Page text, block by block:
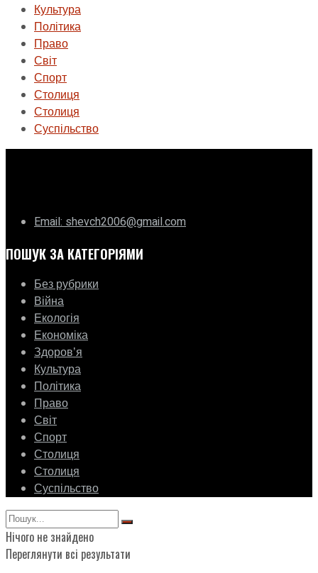
Культура
Політика
Право
Світ
Спорт
Столиця
Столиця
Суспільство
Email: shevch2006@gmail.com
ПОШУК ЗА КАТЕГОРІЯМИ
Без рубрики
Війна
Екологія
Економіка
Здоровʼя
Культура
Політика
Право
Світ
Спорт
Столиця
Столиця
Суспільство
Нічого не знайдено
Переглянути всі результати